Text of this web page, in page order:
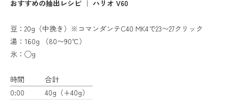
おすすめの抽出レシピ ｜ ハリオ V60
豆：20g（中挽き）※コマンダンテC40 MK4で23〜27クリック
湯：160g （80〜90℃）
氷：◯g
時間
合計
0:00
40g（+40g）